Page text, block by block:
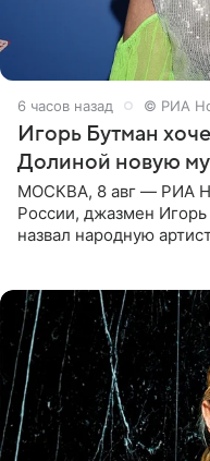
6 часов назад © РИА
Игорь Бутман
Долиной новую
МОСКВА, 8 авг — РИА
России, джазмен
назвал народную